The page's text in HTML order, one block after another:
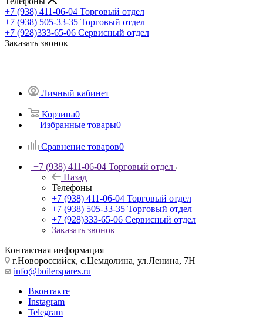
+7 (938) 411-06-04 Торговый отдел
+7 (938) 505-33-35 Торговый отдел
+7 (928)333-65-06 Сервисный отдел
Заказать звонок
Личный кабинет
Корзина0
Избранные товары0
Сравнение товаров0
+7 (938) 411-06-04 Торговый отдел
Назад
Телефоны
+7 (938) 411-06-04 Торговый отдел
+7 (938) 505-33-35 Торговый отдел
+7 (928)333-65-06 Сервисный отдел
Заказать звонок
Контактная информация
г.Новороссийск, с.Цемдолина, ул.Ленина, 7Н
info@boilerspares.ru
Вконтакте
Instagram
Telegram